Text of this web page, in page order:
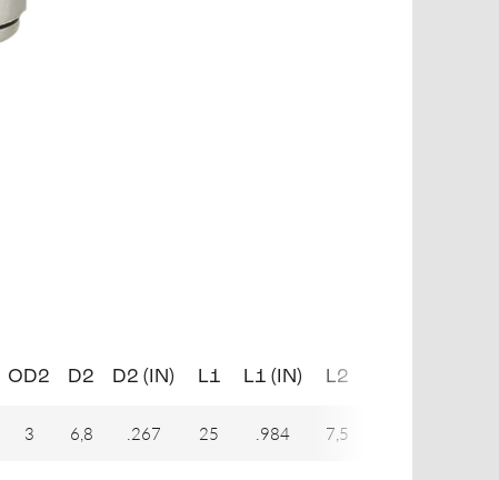
OD2 D2 D2 (IN) L1 L1 (IN) L2
3 6,8 .267 25 .984 7,5